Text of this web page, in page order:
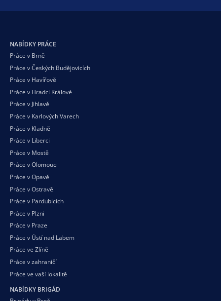
NABÍDKY PRÁCE
Práce v Brně
Práce v Českých Budějovicích
Práce v Havířově
Práce v Hradci Králové
Práce v Jihlavě
Práce v Karlových Varech
Práce v Kladně
Práce v Liberci
Práce v Mostě
Práce v Olomouci
Práce v Opavě
Práce v Ostravě
Práce v Pardubicích
Práce v Plzni
Práce v Praze
Práce v Ústí nad Labem
Práce ve Zlíně
Práce v zahraničí
Práce ve vaší lokalitě
NABÍDKY BRIGÁD